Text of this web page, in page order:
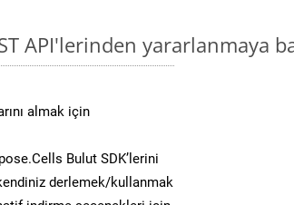
API'lerinden yararlanmaya
almak için
Bulut SDK’lerini
kendiniz derlemek/kullanmak